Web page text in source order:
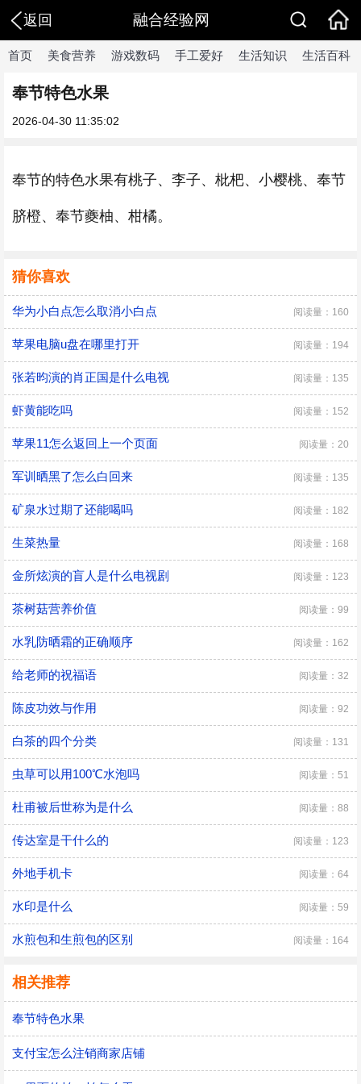
返回 融合经验网
首页 美食营养 游戏数码 手工爱好 生活知识 生活百科
奉节特色水果
2026-04-30 11:35:02
奉节的特色水果有桃子、李子、枇杷、小樱桃、奉节
脐橙、奉节夔柚、柑橘。
猜你喜欢
华为小白点怎么取消小白点 阅读量：160
苹果电脑u盘在哪里打开 阅读量：194
张若昀演的肖正国是什么电视 阅读量：135
虾黄能吃吗 阅读量：152
苹果11怎么返回上一个页面 阅读量：20
军训晒黑了怎么白回来 阅读量：135
矿泉水过期了还能喝吗 阅读量：182
生菜热量 阅读量：168
金所炫演的盲人是什么电视剧 阅读量：123
茶树菇营养价值 阅读量：99
水乳防晒霜的正确顺序 阅读量：162
给老师的祝福语 阅读量：32
陈皮功效与作用 阅读量：92
白茶的四个分类 阅读量：131
虫草可以用100℃水泡吗 阅读量：51
杜甫被后世称为是什么 阅读量：88
传达室是干什么的 阅读量：123
外地手机卡 阅读量：64
水印是什么 阅读量：59
水煎包和生煎包的区别 阅读量：164
相关推荐
奉节特色水果
支付宝怎么注销商家店铺